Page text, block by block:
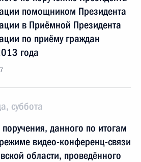
помощником Президента
в Приёмной Президента
по приёму граждан
года
суббота
данного по итогам
видео-конференц-связи
области, проведённого